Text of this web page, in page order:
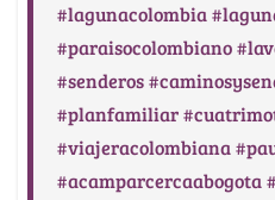
#lagunacolombia
#paraisocolombiano
#senderos
#planfamiliar
#viajeracolombiana
#acamparcercaabogota